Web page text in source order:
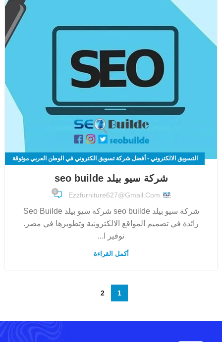
التسويق الالكتروني - أفضل شركة تسويق الكتروني في الوطن العربي موثوقة
تحسين محركات البحث SEO | أفضل شركة سيو لزيادة عدد الزيارات لموقعك
الالكتروني
شركة سيو بيلد seo builde
Ezzfurniture627@gmail.com
0
شركة سيو بيلد seo builde شركة سيو بيلد Seo Builde
رائدة في تصميم المواقع الالكترونية وتطويرها في مصر.
توفير ا...
أكمل القراءة
1
2